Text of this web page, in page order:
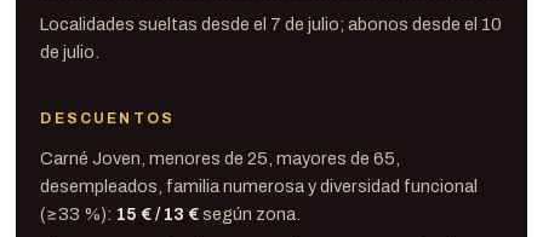
Localidades sueltas desde el 7 de julio; abonos desde el 10
de julio.
DESCUENTOS
Carné Joven, menores de 25, mayores de 65,
desempleados, familia numerosa y diversidad funcional
(≥33 %): 15 € / 13 €según zona.